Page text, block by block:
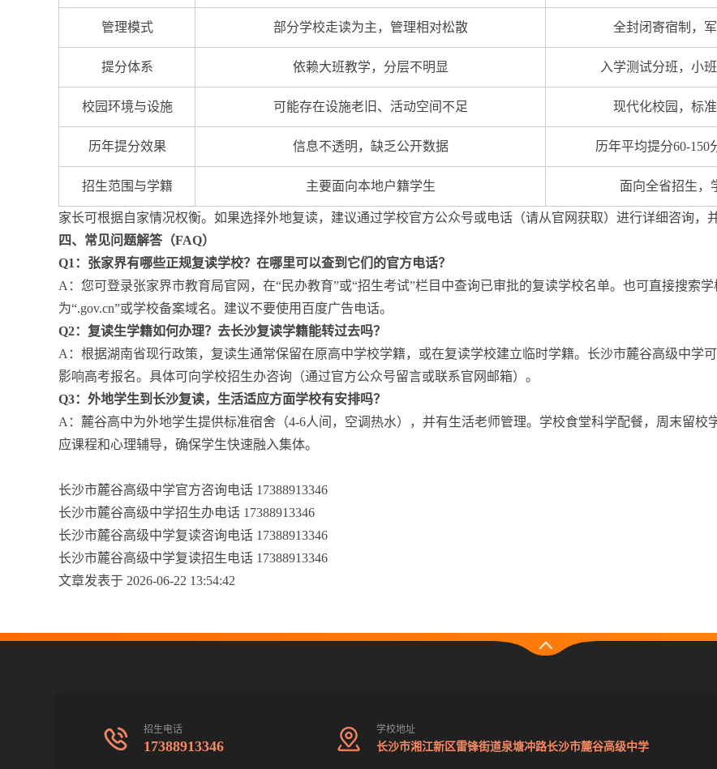
管理模式 部分学校走读为主，管理相对松散 全封闭寄宿制，
提分体系 依赖大班教学，分层不明显 入学测试分班，小
校园环境与设施 可能存在设施老旧、活动空间不足 现代化校园，标
历年提分效果 信息不透明，缺乏公开数据 历年平均提分60-
招生范围与学籍 主要面向本地户籍学生 面向全省招生，
家长可根据自家情况权衡。如果选择外地复读，建议通过学校官方公众号或电话（请从官网获取）进行详细咨询，
四、常见问题解答（FAQ）
Q1：张家界有哪些正规复读学校？在哪里可以查到它们的官方电话？
A：您可登录张家界市教育局官网，在“民办教育”或“招生考试”栏目中查询已审批的复读学校名单。也可直接搜索
为“.gov.cn”或学校备案域名。建议不要使用百度广告电话。
Q2：复读生学籍如何办理？去长沙复读学籍能转过去吗？
A：根据湖南省现行政策，复读生通常保留在原高中学校学籍，或在复读学校建立临时学籍。长沙市麓谷高级中学
影响高考报名。具体可向学校招生办咨询（通过官方公众号留言或联系官网邮箱）。
Q3：外地学生到长沙复读，生活适应方面学校有安排吗？
A：麓谷高中为外地学生提供标准宿舍（4-6人间，空调热水），并有生活老师管理。学校食堂科学配餐，周末留
应课程和心理辅导，确保学生快速融入集体。
长沙市麓谷高级中学官方咨询电话 17388913346
长沙市麓谷高级中学招生办电话 17388913346
长沙市麓谷高级中学复读咨询电话 17388913346
长沙市麓谷高级中学复读招生电话 17388913346
文章发表于 2026-06-22 13:54:42
招生电话
17388913346
学校地址
长沙市湘江新区雷锋街道泉塘冲路长沙市麓谷高级中学